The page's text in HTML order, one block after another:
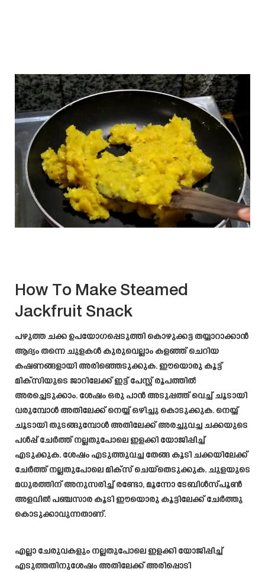
How To Make Steamed
Jackfruit Snack
പഴുത്ത ചക്ക ഉപയോഗപ്പെടുത്തി കൊഴുക്കട്ട തയ്യാറാക്കാൻ
ആദ്യം തന്നെ ചുളകൾ കുരുവെല്ലാം കളഞ്ഞ് ചെറിയ
കഷണങ്ങളായി അരിഞ്ഞെടുക്കുക. ഈയൊരു കൂട്ട്
മിക്സിയുടെ ജാറിലേക്ക് ഇട്ട് പേസ്റ്റ് രൂപത്തിൽ
അരച്ചെടുക്കാം. ശേഷം ഒരു പാൻ അടുപ്പത്ത് വെച്ച് ചൂടായി
വരുമ്പോൾ അതിലേക്ക് നെയ്യ് ഒഴിച്ചു കൊടുക്കുക. നെയ്യ്
ചൂടായി തുടങ്ങുമ്പോൾ അതിലേക്ക് അരച്ചുവച്ച ചക്കയുടെ
പൾപ്പ് ചേർത്ത് നല്ലതുപോലെ ഇളക്കി യോജിപ്പിച്ച്
എടുക്കുക. ശേഷം എടുത്തുവച്ച തേങ്ങ കൂടി ചക്കയിലേക്ക്
ചേർത്ത് നല്ലതുപോലെ മിക്സ് ചെയ്തെടുക്കുക. ചുളയുടെ
മധുരത്തിന് അനുസരിച്ച് രണ്ടോ, മൂന്നോ ടേബിൾസ്പൂൺ
അളവിൽ പഞ്ചസാര കൂടി ഈയൊരു കൂട്ടിലേക്ക് ചേർത്തു
കൊടുക്കാവുന്നതാണ്.
എല്ലാ ചേരുവകളും നല്ലതുപോലെ ഇളക്കി യോജിപ്പിച്ച്
എടുത്തതിനുശേഷം അതിലേക്ക് അരിപ്പൊടി